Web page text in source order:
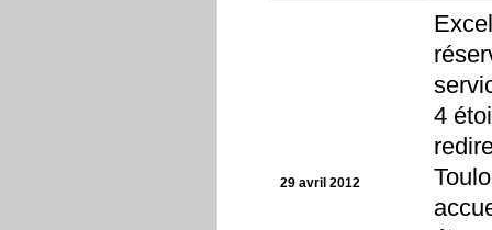
29 avril 2012
4